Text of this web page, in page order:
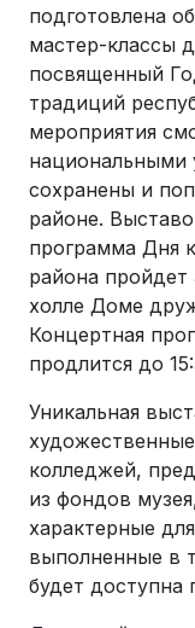
подготовлена
мастер-классы
посвященный
традиций
мероприятия
национальными
сохранены и
районе.
программа Дня
района пройдет
холле Доме
Концертная
продлится до
Уникальная
колледжей,
из фондов
характерные
выполненные в
будет доступна